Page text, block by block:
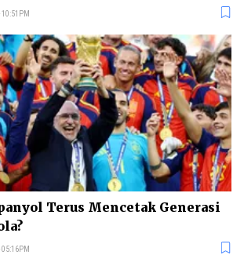
Terus Mencetak Generasi